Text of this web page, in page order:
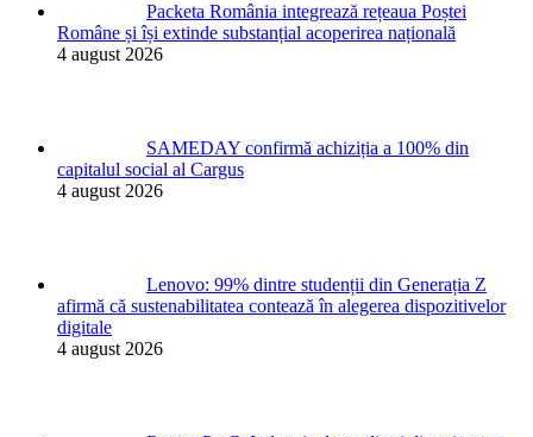
Packeta România integrează rețeaua Poștei
Române și își extinde substanțial acoperirea națională
4 august 2026
SAMEDAY confirmă achiziția a 100% din
capitalul social al Cargus
4 august 2026
Lenovo: 99% dintre studenții din Generația Z
afirmă că sustenabilitatea contează în alegerea dispozitivelor
digitale
4 august 2026